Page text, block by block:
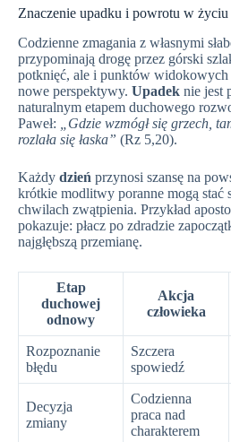
Znaczenie upadku i powrotu w życiu
Codzienne zmagania z własnymi
przypominają drogę przez górski
potknięć, ale i punktów widokowych
nowe perspektywy. Upadek nie jest
naturalnym etapem duchowego
Paweł:
„Gdzie wzmógł się grzech,
rozlała się łaska” (Rz 5,20).
Każdy dzień przynosi szansę na
krótkie modlitwy poranne mogą stać
chwilach zwątpienia. Przykład
pokazuje: płacz po zdradzie
najgłębszą przemianę.
Etap
duchowej
odnowy
Akcja
człowieka
Rozpoznanie
błędu
Szczera
spowiedź
Decyzja
zmiany
Codzienna
praca nad
charakterem